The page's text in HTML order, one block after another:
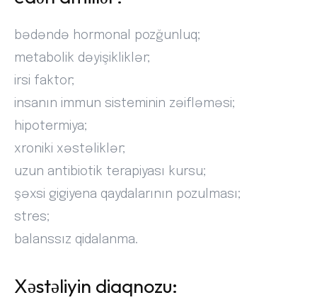
bədəndə hormonal pozğunluq;
metabolik dəyişikliklər;
irsi faktor;
insanın immun sisteminin zəifləməsi;
hipotermiya;
xroniki xəstəliklər;
uzun antibiotik terapiyası kursu;
şəxsi gigiyena qaydalarının pozulması;
stres;
balanssız qidalanma.
Xəstəliyin diaqnozu: